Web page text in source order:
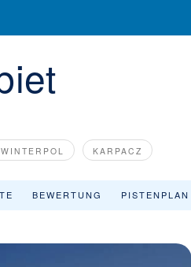
KARPACZ
BEWERTUNG PISTENPLAN